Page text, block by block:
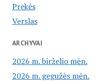
Prekės
Verslas
ARCHYVAI
2026 m. birželio mėn.
2026 m. gegužės mėn.